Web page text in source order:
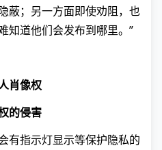
蔽；另一方面即使劝阻，也
知道他们会发布到哪里。”
肖像权
的侵害
有指示灯显示等保护隐私的